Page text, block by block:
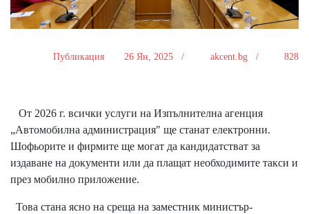
Публикация 26 Ян, 2025 / akcent.bg / 828
От 2026 г. всички услуги на Изпълнителна агенция
„Автомобилна администрация" ще станат електронни.
Шофьорите и фирмите ще могат да кандидатстват за
издаване на документи или да плащат необходимите такси и
през мобилно приложение.
Това стана ясно на среща на заместник министър-